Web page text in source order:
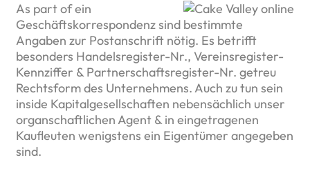
As part of ein
Geschäftskorrespondenz sind bestimmte
Angaben zur Postanschrift nötig. Es betrifft
besonders Handelsregister-Nr., Vereinsregister-
Kennziffer & Partnerschaftsregister-Nr. getreu
Rechtsform des Unternehmens. Auch zu tun sein
inside Kapitalgesellschaften nebensächlich unser
organschaftlichen Agent & in eingetragenen
Kaufleuten wenigstens ein Eigentümer angegeben
sind.